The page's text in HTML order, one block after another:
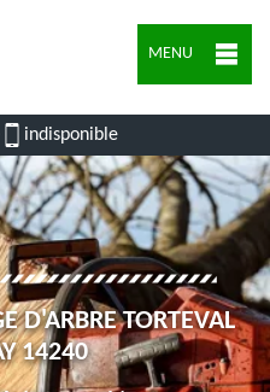
MENU
indisponible
D'ARBRE TORTEVAL
14240